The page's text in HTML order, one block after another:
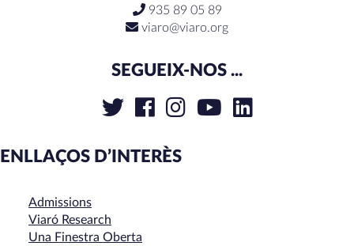
935 89 05 89
viaro@viaro.org
SEGUEIX-NOS ...
ENLLAÇOS D’INTERÈS
Admissions
Viaró Research
Una Finestra Oberta